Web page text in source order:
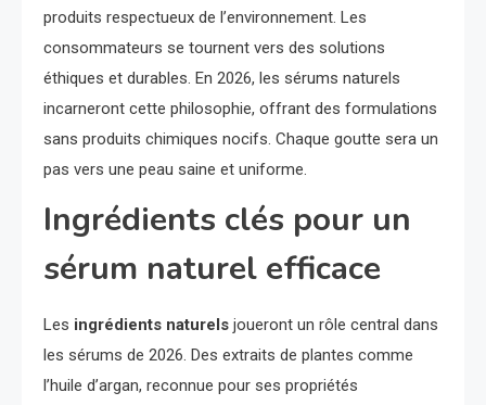
produits respectueux de l’environnement. Les
consommateurs se tournent vers des solutions
éthiques et durables. En 2026, les sérums naturels
incarneront cette philosophie, offrant des formulations
sans produits chimiques nocifs. Chaque goutte sera un
pas vers une peau saine et uniforme.
Ingrédients clés pour un
sérum naturel efficace
Les ingrédients naturels joueront un rôle central dans
les sérums de 2026. Des extraits de plantes comme
l’huile d’argan, reconnue pour ses propriétés